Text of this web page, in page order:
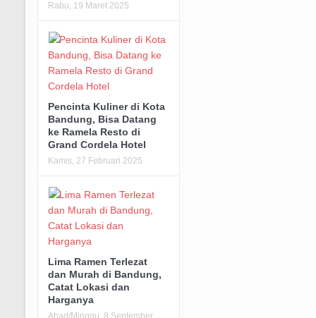
Rabu, 19 Maret 2025
Pencinta Kuliner di Kota
Bandung, Bisa Datang
ke Ramela Resto di
Grand Cordela Hotel
Kamis, 27 Februari 2025
Lima Ramen Terlezat
dan Murah di Bandung,
Catat Lokasi dan
Harganya